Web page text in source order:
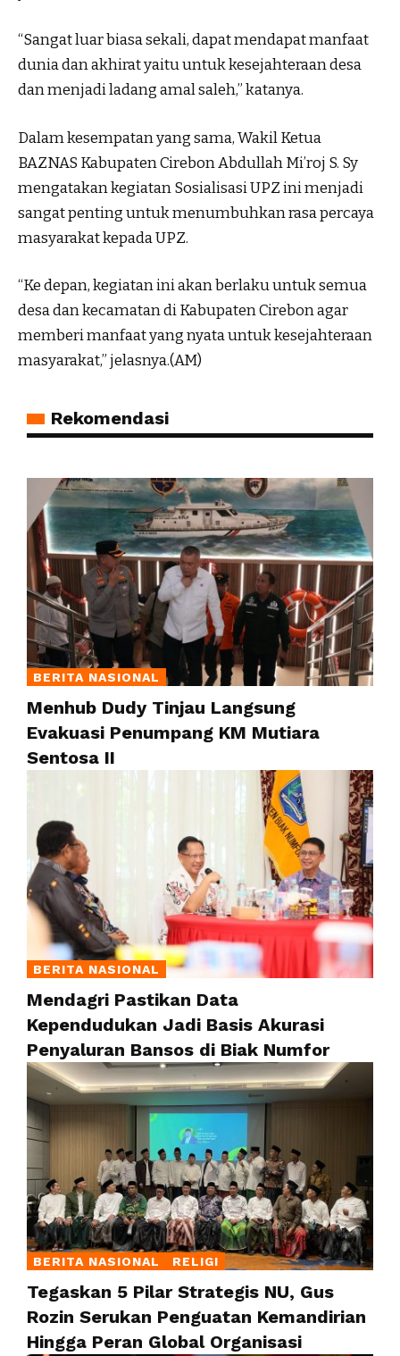
“Sangat luar biasa sekali, dapat mendapat manfaat
dunia dan akhirat yaitu untuk kesejahteraan desa
dan menjadi ladang amal saleh,” katanya.
Dalam kesempatan yang sama, Wakil Ketua
BAZNAS Kabupaten Cirebon Abdullah Mi’roj S. Sy
mengatakan kegiatan Sosialisasi UPZ ini menjadi
sangat penting untuk menumbuhkan rasa percaya
masyarakat kepada UPZ.
“Ke depan, kegiatan ini akan berlaku untuk semua
desa dan kecamatan di Kabupaten Cirebon agar
memberi manfaat yang nyata untuk kesejahteraan
masyarakat,” jelasnya.(AM)
Rekomendasi
BERITA NASIONAL
Menhub Dudy Tinjau Langsung
Evakuasi Penumpang KM Mutiara
Sentosa II
BERITA NASIONAL
Mendagri Pastikan Data
Kependudukan Jadi Basis Akurasi
Penyaluran Bansos di Biak Numfor
BERITA NASIONAL RELIGI
Tegaskan 5 Pilar Strategis NU, Gus
Rozin Serukan Penguatan Kemandirian
Hingga Peran Global Organisasi